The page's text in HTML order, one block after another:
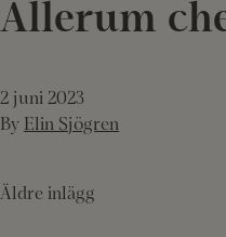
Allerum
2 juni 2023
By Elin Sjögren
Äldre inlägg